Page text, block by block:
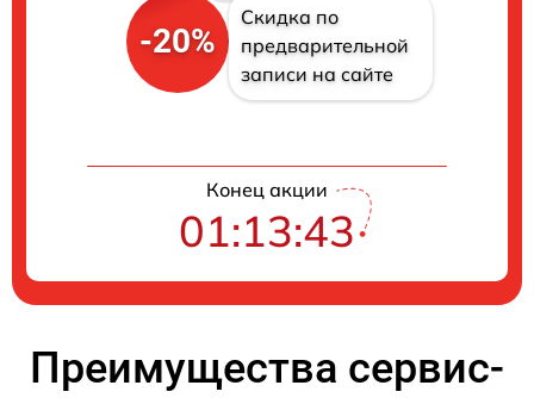
-20%
Скидка по
предварительной
записи на сайте
Конец акции
01:13:42
Преимущества сервис-